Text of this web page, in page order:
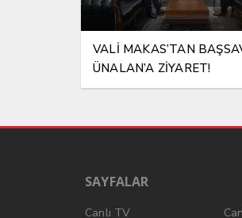
VALİ MAKAS’TAN
ÜNALAN’A ZİYARET!
SAYFALAR
Canlı TV